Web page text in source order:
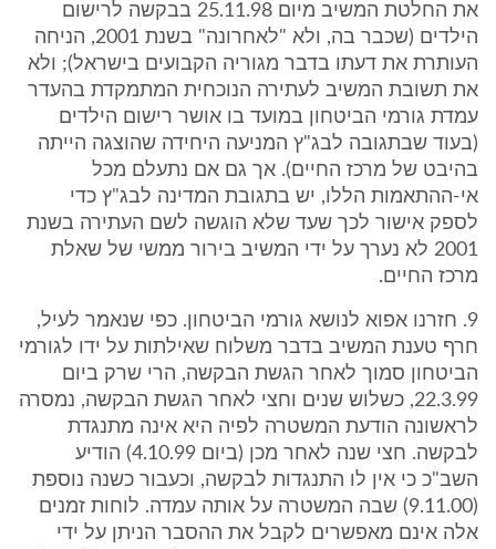
את החלטת המשיב מיום 25.11.98 בבקשה לרישום
הילדים (שכבר בה, ולא "לאחרונה" בשנת 2001, הניחה
העותרת את דעתו בדבר מגוריה הקבועים בישראל); ולא
את תשובת המשיב לעתירה הנוכחית המתמקדת בהעדר
עמדת גורמי הביטחון במועד בו אושר רישום הילדים
(בעוד שבתגובה לבג"ץ המניעה היחידה שהוצגה הייתה
בהיבט של מרכז החיים). אך גם אם נתעלם מכל
אי-ההתאמות הללו, יש בתגובת המדינה לבג"ץ כדי
לספק אישור לכך שעד שלא הוגשה לשם העתירה בשנת
2001 לא נערך על ידי המשיב בירור ממשי של שאלת
מרכז החיים.
9. חזרנו אפוא לנושא גורמי הביטחון. כפי שנאמר לעיל,
חרף טענת המשיב בדבר משלוח שאילתות על ידו לגורמי
הביטחון סמוך לאחר הגשת הבקשה, הרי שרק ביום
22.3.99, כשלוש שנים וחצי לאחר הגשת הבקשה, נמסרה
לראשונה הודעת המשטרה לפיה היא אינה מתנגדת
לבקשה. חצי שנה לאחר מכן (ביום 4.10.99) הודיע
השב"כ כי אין לו התנגדות לבקשה, וכעבור כשנה נוספת
(9.11.00) שבה המשטרה על אותה עמדה. לוחות זמנים
אלה אינם מאפשרים לקבל את ההסבר הניתן על ידי